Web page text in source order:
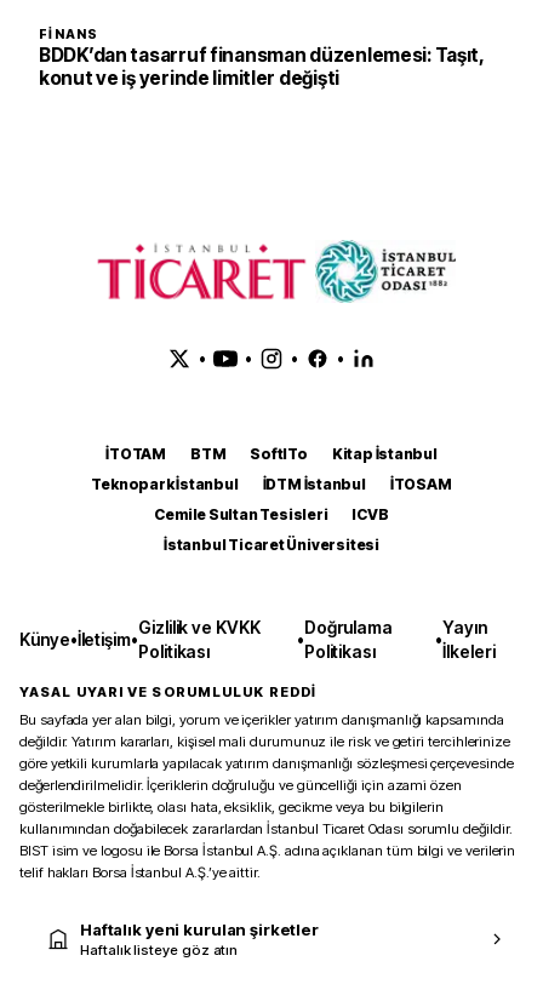
FINANS
BDDK’dan tasarruf finansman düzenlemesi: Taşıt,
konut ve iş yerinde limitler değişti
• • • •
İTOTAM BTM SoftITo
Kitap İstanbul
Teknopark İstanbul
İDTM İstanbul
İTOSAM
Cemile Sultan Tesisleri
ICVB
İstanbul Ticaret Üniversitesi
Künye•İletişim•
Gizlilik ve KVKK
Politikası
•
Doğrulama
Politikası
•
Yayın
İlkeleri
YASAL UYARI VE SORUMLULUK REDDİ
Bu sayfada yer alan bilgi, yorum ve içerikler yatırım danışmanlığı kapsamında
değildir. Yatırım kararları, kişisel mali durumunuz ile risk ve getiri tercihlerinize
göre yetkili kurumlarla yapılacak yatırım danışmanlığı sözleşmesi çerçevesinde
değerlendirilmelidir. İçeriklerin doğruluğu ve güncelliği için azami özen
gösterilmekle birlikte, olası hata, eksiklik, gecikme veya bu bilgilerin
kullanımından doğabilecek zararlardan İstanbul Ticaret Odası sorumlu değildir.
BIST isim ve logosu ile Borsa İstanbul A.Ş. adına açıklanan tüm bilgi ve verilerin
telif hakları Borsa İstanbul A.Ş.’ye aittir.
Haftalık yeni kurulan şirketler
Haftalık listeye göz atın